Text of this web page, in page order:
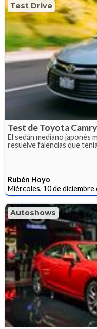
Test Drive
Test de Toyota
El sedán mediano japonés
resuelve falencias que
Rubén Hoyo
Miércoles, 10 de diciembre
Autoshows